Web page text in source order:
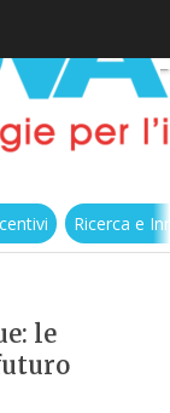
Ricerca e
le